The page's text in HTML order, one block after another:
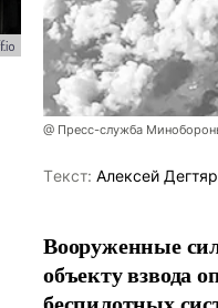
@ Пресс-служба
Tекст: Алексей
Вооруженные
объекту взвода